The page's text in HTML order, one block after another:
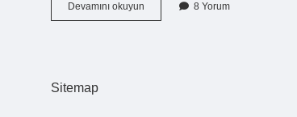
Devamını okuyun
Senaryosunda
8 Yorum
Sitemap